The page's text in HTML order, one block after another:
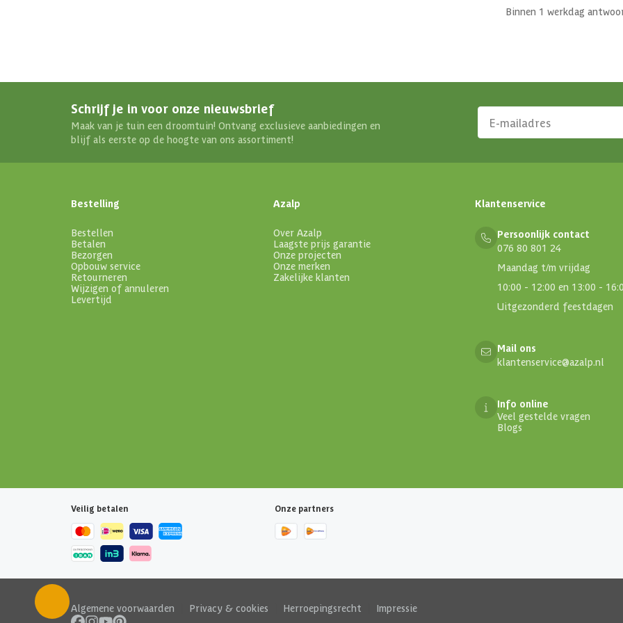
Binnen 1 werkdag
Schrijf je in voor onze nieuwsbrief
Maak van je tuin een droomtuin! Ontvang exclusieve aanbiedingen en
blijf als eerste op de hoogte van ons assortiment!
Bestelling
Bestellen
Betalen
Bezorgen
Opbouw service
Retourneren
Wijzigen of annuleren
Levertijd
Azalp
Over Azalp
Laagste prijs garantie
Onze projecten
Onze merken
Zakelijke klanten
Klantenservice
Persoonlijk contact
076 80 801 24
Maandag t/m vrijdag
10:00 - 12:00 en 13:00 -
Uitgezonderd feestdagen
Mail ons
klantenservice@azalp.nl
Info online
Veel gestelde vragen
Blogs
Veilig betalen Onze partners
Algemene voorwaarden Privacy & cookies Herroepingsrecht Impressie